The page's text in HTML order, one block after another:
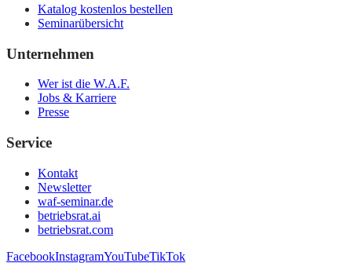
Katalog kostenlos bestellen
Seminarübersicht
Unternehmen
Wer ist die W.A.F.
Jobs & Karriere
Presse
Service
Kontakt
Newsletter
waf-seminar.de
betriebsrat.ai
betriebsrat.com
FacebookInstagramYouTubeTikTok